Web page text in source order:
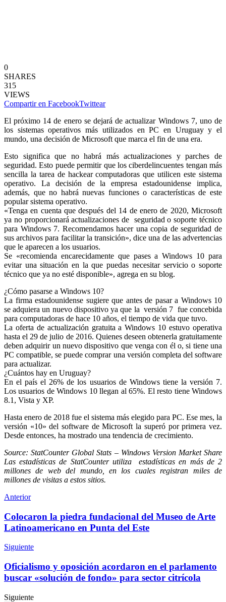
0
SHARES
315
VIEWS
Compartir en FacebookTwittear
El próximo 14 de enero se dejará de actualizar Windows 7, uno de
los sistemas operativos más utilizados en PC en Uruguay y el
mundo, una decisión de Microsoft que marca el fin de una era.
Esto significa que no habrá más actualizaciones y parches de
seguridad. Esto puede permitir que los ciberdelincuentes tengan más
sencilla la tarea de hackear computadoras que utilicen este sistema
operativo. La decisión de la empresa estadounidense implica,
además, que no habrá nuevas funciones o características de este
popular sistema operativo.
«Tenga en cuenta que después del 14 de enero de 2020, Microsoft
ya no proporcionará actualizaciones de seguridad o soporte técnico
para Windows 7. Recomendamos hacer una copia de seguridad de
sus archivos para facilitar la transición», dice una de las advertencias
que le aparecen a los usuarios.
Se «recomienda encarecidamente que pases a Windows 10 para
evitar una situación en la que puedas necesitar servicio o soporte
técnico que ya no esté disponible», agrega en su blog.
¿Cómo pasarse a Windows 10?
La firma estadounidense sugiere que antes de pasar a Windows 10
se adquiera un nuevo dispositivo ya que la versión 7 fue concebida
para computadoras de hace 10 años, el tiempo de vida que tuvo.
La oferta de actualización gratuita a Windows 10 estuvo operativa
hasta el 29 de julio de 2016. Quienes deseen obtenerla gratuitamente
deben adquirir un nuevo dispositivo que venga con él o, si tiene una
PC compatible, se puede comprar una versión completa del software
para actualizar.
¿Cuántos hay en Uruguay?
En el país el 26% de los usuarios de Windows tiene la versión 7.
Los usuarios de Windows 10 llegan al 65%. El resto tiene Windows
8.1, Vista y XP.
Hasta enero de 2018 fue el sistema más elegido para PC. Ese mes, la
versión «10» del software de Microsoft la superó por primera vez.
Desde entonces, ha mostrado una tendencia de crecimiento.
Source: StatCounter Global Stats – Windows Version Market Share
Las estadísticas de StatCounter utiliza estadísticas en más de 2
millones de web del mundo, en los cuales registran miles de
millones de visitas a estos sitios.
Anterior
Colocaron la piedra fundacional del Museo de Arte
Latinoamericano en Punta del Este
Siguiente
Oficialismo y oposición acordaron en el parlamento
buscar «solución de fondo» para sector citrícola
Siguiente